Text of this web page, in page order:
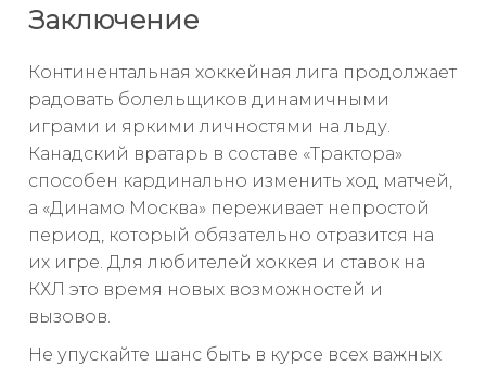
Заключение
Континентальная хоккейная лига продолжает
радовать болельщиков динамичными
играми и яркими личностями на льду.
Канадский вратарь в составе «Трактора»
способен кардинально изменить ход матчей,
а «Динамо Москва» переживает непростой
период, который обязательно отразится на
их игре. Для любителей хоккея и ставок на
КХЛ это время новых возможностей и
вызовов.
Не упускайте шанс быть в курсе всех важных